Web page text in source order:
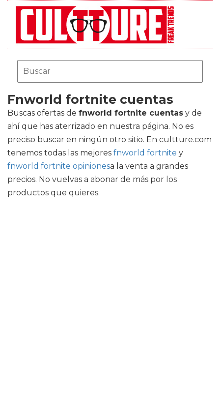
Fnworld fortnite cuentas
Buscas ofertas de fnworld fortnite cuentas y de
ahí que has aterrizado en nuestra página. No es
preciso buscar en ningún otro sitio. En cultture.com
tenemos todas las mejores fnworld fortnite y
fnworld fortnite opinionesa la venta a grandes
precios. No vuelvas a abonar de más por los
productos que quieres.